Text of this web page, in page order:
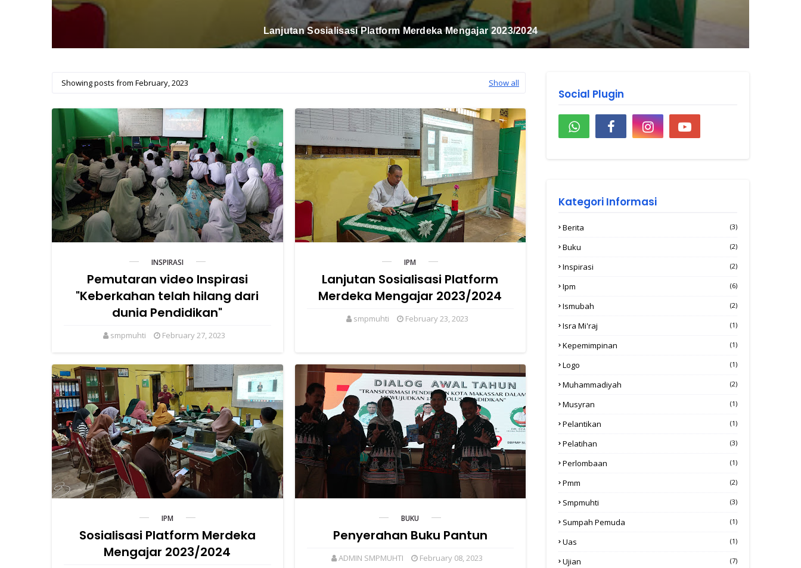
UJIAN ISMUBA DAN AKHIR SEKOLAH 2023/2024
Showing posts from February, 2023 Show all
INSPIRASI
Pemutaran video Inspirasi
"Keberkahan telah hilang dari
dunia Pendidikan"
smpmuhti February 27, 2023
IPM
Lanjutan Sosialisasi Platform
Merdeka Mengajar 2023/2024
smpmuhti February 23, 2023
IPM
Sosialisasi Platform Merdeka
Mengajar 2023/2024
BUKU
Penyerahan Buku Pantun
ADMIN SMPMUHTI February 08, 2023
Social Plugin
Kategori Informasi
Berita (3)
Buku (2)
Inspirasi (2)
Ipm (6)
Ismubah (2)
Isra Mi'raj (1)
Kepemimpinan (1)
Logo (1)
Muhammadiyah (2)
Musyran (1)
Pelantikan (1)
Pelatihan (3)
Perlombaan (1)
Pmm (2)
Smpmuhti (3)
Sumpah Pemuda (1)
Uas (1)
Ujian (7)